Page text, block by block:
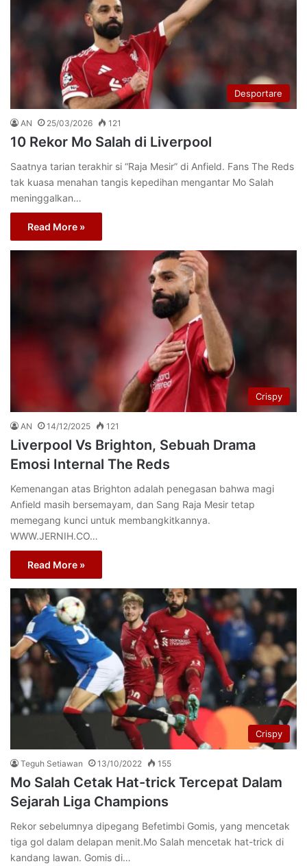
Desportare
AN 25/03/2026 121
10 Rekor Mo Salah di Liverpool
Saatnya tarian terakhir si “Raja Mesir” di Anfield. Fans The Reds
tak kuasa menahan tangis kepedihan mengantar Mo Salah
meninggalkan…
Read More »
Crispy
AN 14/12/2025 121
Liverpool Vs Brighton, Sebuah Drama
Emosi Internal The Reds
Kemenangan atas Brighton adalah penegasan bahwa magi
Anfield masih bersemayam, dan Sang Raja Mesir tetap
memegang kunci untuk membangkitkannya.
WWW.JERNIH.CO…
Read More »
Crispy
Teguh Setiawan 13/10/2022 155
Mo Salah Cetak Hat-trick Tercepat Dalam
Sejarah Liga Champions
Rekor sebelumnya dipegang Befetimbi Gomis, yang mencetak
tiga gol dalam delapan menit.Mo Salah mencetak hat-trick di
kandang lawan. Gomis di…